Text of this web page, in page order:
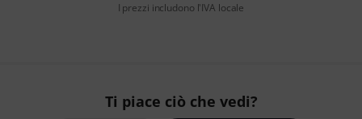
I prezzi includono l'IVA locale
Ti piace ciò che vedi?